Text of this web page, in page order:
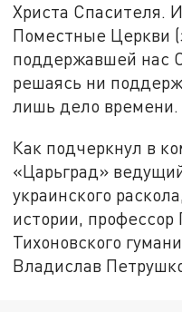
Христа Спасителя.
Поместные Церкви
поддержавшей нас
решаясь ни
лишь дело времени.
Как подчеркнул в
«Царьград»
украинского
истории, профессор
Тихоновского
Владислав